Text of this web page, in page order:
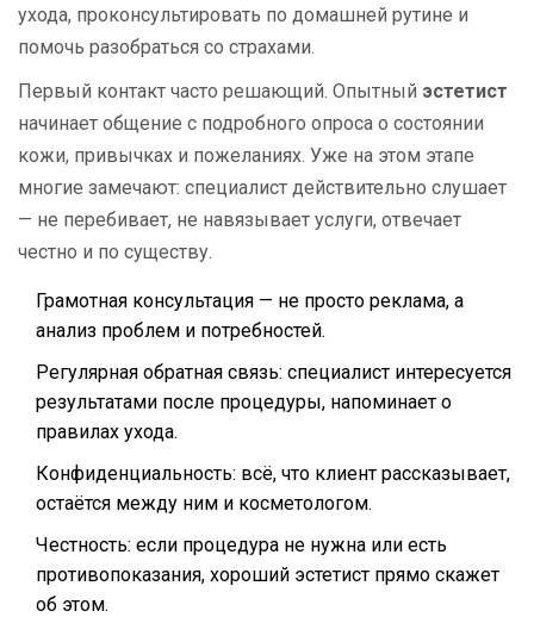
ухода, проконсультировать по домашней рутине и
помочь разобраться со страхами.
Первый контакт часто решающий. Опытный эстетист
начинает общение с подробного опроса о состоянии
кожи, привычках и пожеланиях. Уже на этом этапе
многие замечают: специалист действительно слушает
— не перебивает, не навязывает услуги, отвечает
честно и по существу.
Грамотная консультация — не просто реклама, а
анализ проблем и потребностей.
Регулярная обратная связь: специалист интересуется
результатами после процедуры, напоминает о
правилах ухода.
Конфиденциальность: всё, что клиент рассказывает,
остаётся между ним и косметологом.
Честность: если процедура не нужна или есть
противопоказания, хороший эстетист прямо скажет
об этом.